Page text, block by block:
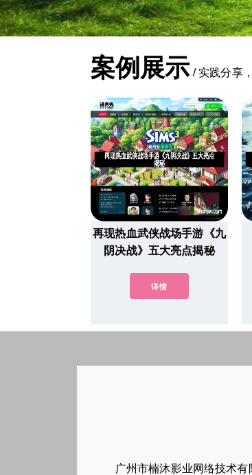
案例展示 / 实践分享
再现热血武侠战场手游《九
阴决战》五大亮点揭秘
详情
广州市楠沐影业网络技术